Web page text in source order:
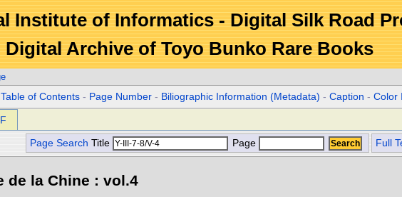
Institute of Informatics - Digital Silk Road
Digital Archive of Toyo Bunko Rare Books
Table of Contents - Page Number - Biliographic Information (Metadata) -Caption -Color
Page Search Title Page Full
de la Chine : vol.4